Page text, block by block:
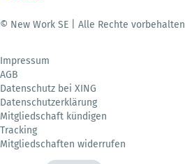
© New Work SE | Alle Rechte vorbehalten
Impressum
AGB
Datenschutz bei XING
Datenschutzerklärung
Mitgliedschaft kündigen
Tracking
Mitgliedschaften widerrufen